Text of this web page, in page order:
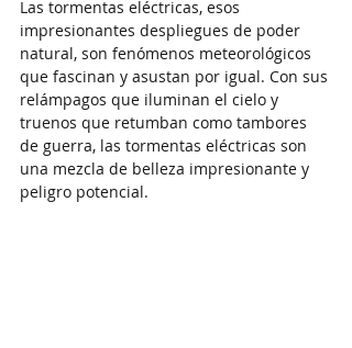
Las tormentas eléctricas, esos
impresionantes despliegues de poder
natural, son fenómenos meteorológicos
que fascinan y asustan por igual. Con sus
relámpagos que iluminan el cielo y
truenos que retumban como tambores
de guerra, las tormentas eléctricas son
una mezcla de belleza impresionante y
peligro potencial.